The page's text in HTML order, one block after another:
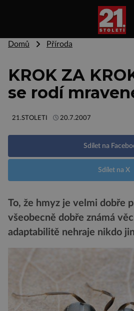
Domů Příroda
KROK ZA
se rodí
21.STOLETI 20.7.2007
Sdílet na
Sdílet na X
To, že hmyz je velmi dobře
všeobecně dobře známá
adaptabilitě nehraje nikdo